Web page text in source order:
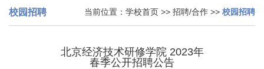
校园招聘 当前位置： 学校首页 >> 招聘/合作 >> 校园招聘
北京经济技术研修学院 2023年
春季公开招聘公告